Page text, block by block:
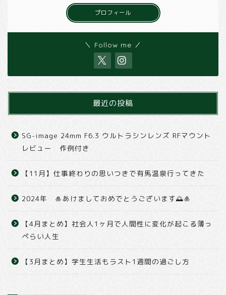
プロフィール
＼ Follow me ／
最近の投稿
SG-image 24mm F6.3 ウルトラシンレンズ RFマウント
レビュー 作例付き
【11月】仕事終わりの思いつきで有馬温泉行ってきた
2024年 🎍あけましておめでとうございます🌅🎍
【4月まとめ】社会人1ヶ月で人間性に変化が起こる薄っ
ぺらい人生
【3月まとめ】学生生活もラスト1週間の過ごし方